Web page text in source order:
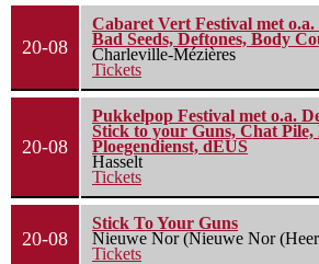
20-08
Cabaret Vert Festival met
Bad Seeds, Deftones, Body
Charleville-Mézières
Tickets
20-08
Pukkelpop Festival met o.a.
Stick to your Guns, Chat Pile,
Ploegendienst, dEUS
Hasselt
Tickets
20-08
Stick To Your Guns
Nieuwe Nor (Nieuwe Nor
Tickets